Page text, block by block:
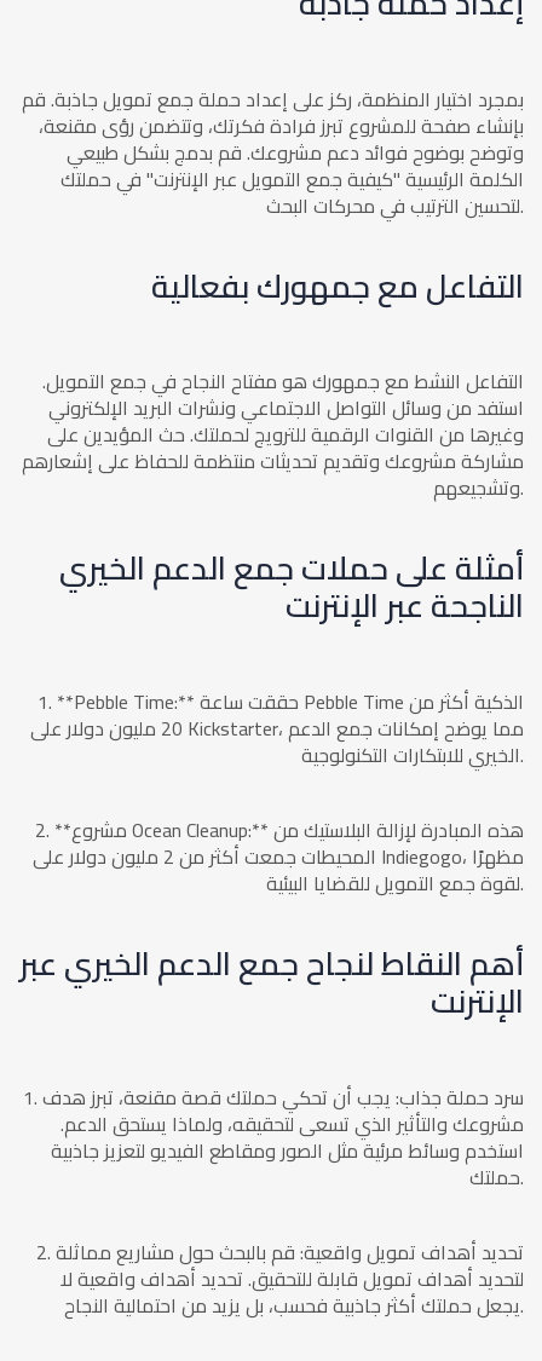
بمجرد اختيار المنظمة، ركز على إعداد حملة جمع تمويل جاذبة. قم
بإنشاء صفحة للمشروع تبرز فرادة فكرتك، وتتضمن رؤى مقنعة،
وتوضح بوضوح فوائد دعم مشروعك. قم بدمج بشكل طبيعي
الكلمة الرئيسية "كيفية جمع التمويل عبر الإنترنت" في حملتك
لتحسين الترتيب في محركات البحث.
التفاعل مع جمهورك بفعالية
التفاعل النشط مع جمهورك هو مفتاح النجاح في جمع التمويل.
استفد من وسائل التواصل الاجتماعي ونشرات البريد الإلكتروني
وغيرها من القنوات الرقمية للترويج لحملتك. حث المؤيدين على
مشاركة مشروعك وتقديم تحديثات منتظمة للحفاظ على إشعارهم
وتشجيعهم.
أمثلة على حملات جمع الدعم الخيري
الناجحة عبر الإنترنت
1. **Pebble Time:** حققت ساعة Pebble Time الذكية أكثر من
20 مليون دولار على Kickstarter، مما يوضح إمكانات جمع الدعم
الخيري للابتكارات التكنولوجية.
2. **مشروع Ocean Cleanup:** هذه المبادرة لإزالة البلاستيك من
المحيطات جمعت أكثر من 2 مليون دولار على Indiegogo، مظهرًا
لقوة جمع التمويل للقضايا البيئية.
أهم النقاط لنجاح جمع الدعم الخيري عبر
الإنترنت
1. سرد حملة جذاب: يجب أن تحكي حملتك قصة مقنعة، تبرز هدف
مشروعك والتأثير الذي تسعى لتحقيقه، ولماذا يستحق الدعم.
استخدم وسائط مرئية مثل الصور ومقاطع الفيديو لتعزيز جاذبية
حملتك.
2. تحديد أهداف تمويل واقعية: قم بالبحث حول مشاريع مماثلة
لتحديد أهداف تمويل قابلة للتحقيق. تحديد أهداف واقعية لا
يجعل حملتك أكثر جاذبية فحسب، بل يزيد من احتمالية النجاح.